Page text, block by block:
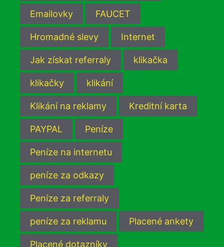
Emailovky FAUCET
Hromadné slevy Internet
Jak získat referraly klikačka
klikačky klikání
Klikání na reklamy Kreditní karta
PAYPAL Peníze
Peníze na internetu
peníze za odkazy
Peníze za referraly
peníze za reklamu Placené ankety
Placené dotazníky